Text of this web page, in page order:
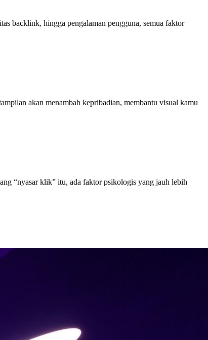
backlink, hingga pengalaman pengguna, semua faktor
akan menambah kepribadian, membantu visual kamu
“nyasar klik” itu, ada faktor psikologis yang jauh lebih